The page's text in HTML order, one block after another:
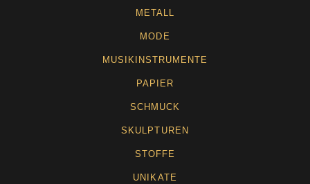
METALL
MODE
MUSIKINSTRUMENTE
PAPIER
SCHMUCK
SKULPTUREN
STOFFE
UNIKATE